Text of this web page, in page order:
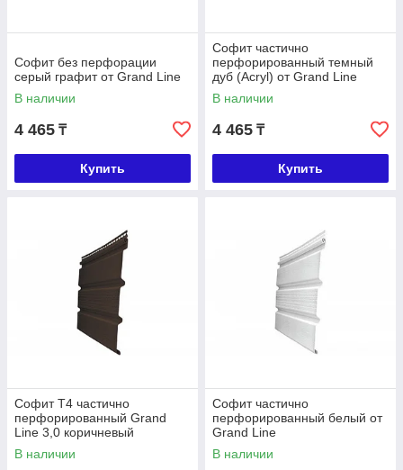
Софит без перфорации
серый графит от Grand Line
В наличии
4 465 ₸
Купить
Софит частично
перфорированный темный
дуб (Acryl) от Grand Line
В наличии
4 465 ₸
Купить
Софит T4 частично
перфорированный Grand
Line 3,0 коричневый
В наличии
Софит частично
перфорированный белый от
Grand Line
В наличии